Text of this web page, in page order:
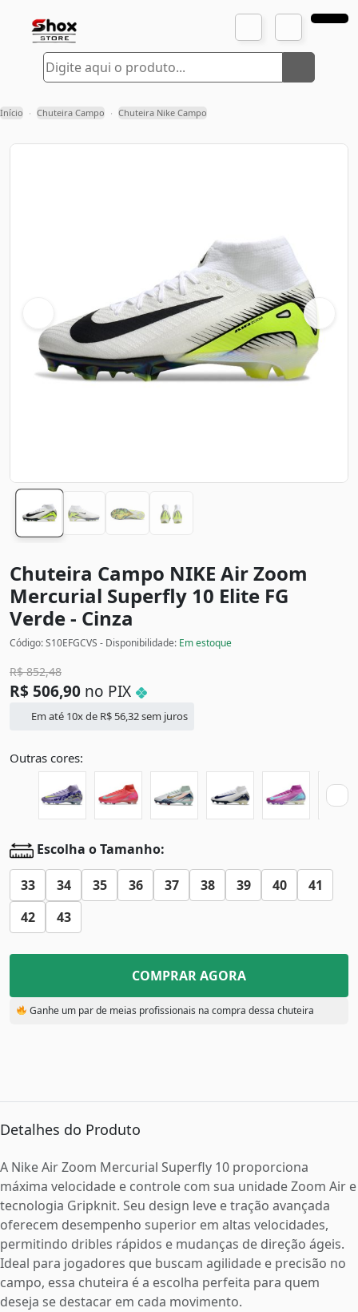
Início › Chuteira Campo › Chuteira Nike Campo
Chuteira Campo NIKE Air Zoom
Mercurial Superfly 10 Elite FG
Verde - Cinza
Código: S10EFGCVS - Disponibilidade: Em estoque
R$852,48
R$ 506,90 no PIX
Em até 10x de R$ 56,32sem juros
Outras cores:
Escolha o Tamanho:
33 34 35 36 37 38 39 40
41
42
43
COMPRAR AGORA
Ganhe um par de meias profissionais na compra dessa chuteira
Detalhes do Produto
A Nike Air Zoom Mercurial Superfly 10 proporciona
máxima velocidade e controle com sua unidade Zoom Air e
tecnologia Gripknit. Seu design leve e tração avançada
oferecem desempenho superior em altas velocidades,
permitindo dribles rápidos e mudanças de direção ágeis.
Ideal para jogadores que buscam agilidade e precisão no
campo, essa chuteira é a escolha perfeita para quem
deseja se destacar em cada movimento.